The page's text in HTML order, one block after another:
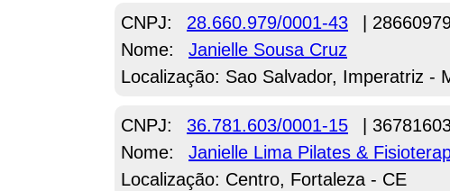
CNPJ: 28.660.979/0001-43
|
Nome:
Janielle Sousa Cruz
Localização: Sao Salvador, Imperatriz -
CNPJ: 36.781.603/0001-15
|
Nome:
Janielle Lima Pilates &
Localização: Centro, Fortaleza - CE